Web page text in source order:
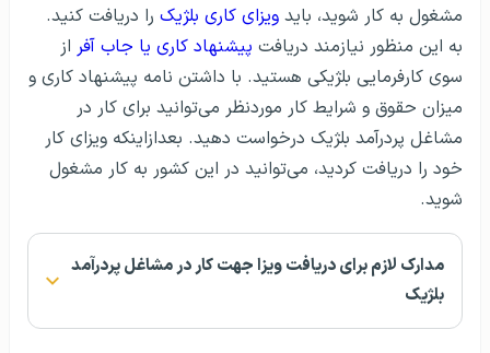
مشغول به کار شوید، باید ویزای کاری بلژیک را دریافت کنید.
به این منظور نیازمند دریافت پیشنهاد کاری یا جاب آفر از
سوی کارفرمایی بلژیکی هستید. با داشتن نامه پیشنهاد کاری و
میزان حقوق و شرایط کار موردنظر می‌توانید برای کار در
مشاغل پردرآمد بلژیک درخواست دهید. بعدازاینکه ویزای کار
خود را دریافت کردید، می‌توانید در این کشور به کار مشغول
شوید.
مدارک لازم برای دریافت ویزا جهت کار در مشاغل پردرآمد
بلژیک